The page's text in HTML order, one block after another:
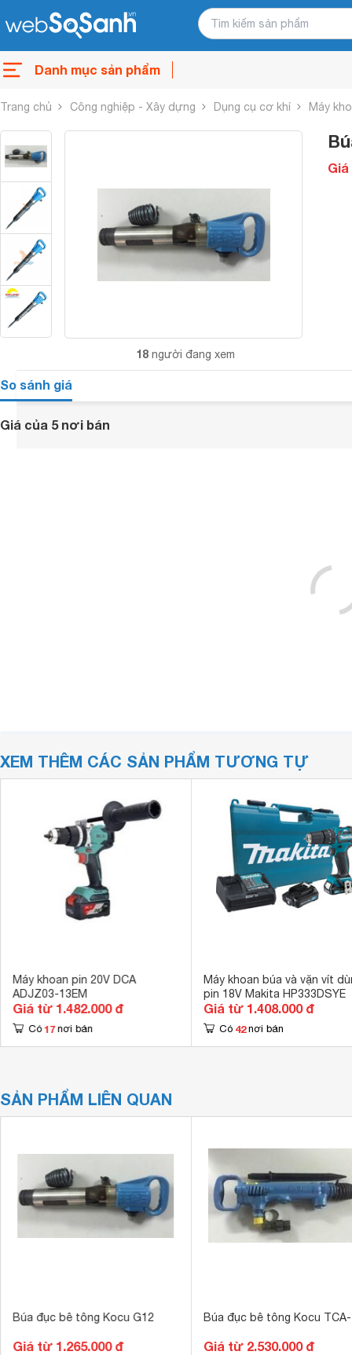
Danh mục sản phẩm
Trang chủ Công nghiệp - Xây dựng Dụng cụ cơ khí Máy
18 người đang xem
Giá
So sánh giá
Giá của 5 nơi bán
XEM THÊM CÁC SẢN PHẨM TƯƠNG TỰ
Máy khoan pin 20V DCA
ADJZ03-13EM
Giá từ 1.482.000 đ
Có 17 nơi bán
Máy khoan búa và vặn vít
pin 18V Makita HP333DSYE
Giá từ 1.408.000 đ
Có 42 nơi bán
SẢN PHẨM LIÊN QUAN
Búa đục bê tông Kocu G12
Giá từ 1.265.000 đ
Búa đục bê tông Kocu
Giá từ 2.530.000 đ